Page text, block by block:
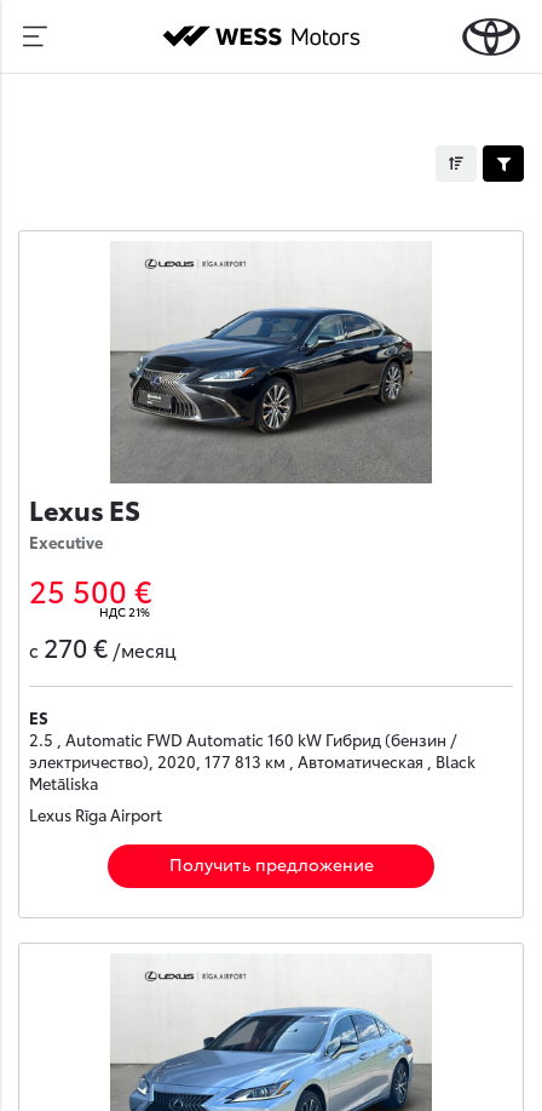
Lexus ES
Executive
25 500 €
НДС 21%
с 270 € /месяц
ES
2.5 , Automatic FWD Automatic 160 kW Гибрид (бензин /
электричество), 2020, 177 813 км , Автоматическая , Black
Metāliska
Lexus Rīga Airport
Получить предложение